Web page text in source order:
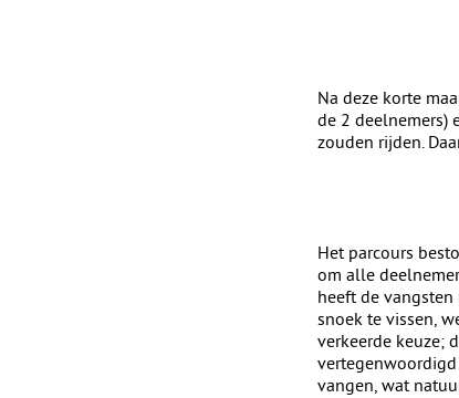
Na deze korte
de 2 deelnemers)
zouden rijden.
Het parcours
om alle
heeft de
snoek te vissen,
verkeerde keuze;
vangen, wat